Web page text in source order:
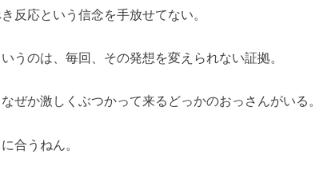
反応という信念を手放せてない。
うのは、毎回、その発想を変えられない証拠。
ぜか激しくぶつかって来るどっかのおっさんがいる。
合うねん。